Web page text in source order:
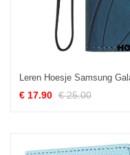
Leren Hoesje Samsung
€ 17.90 € 25.00